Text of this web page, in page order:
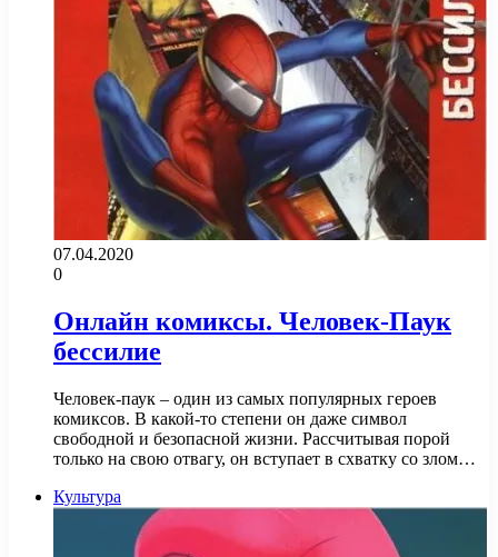
07.04.2020
0
Онлайн комиксы. Человек-Паук
бессилие
Человек-паук – один из самых популярных героев
комиксов. В какой-то степени он даже символ
свободной и безопасной жизни. Рассчитывая порой
только на свою отвагу, он вступает в схватку со злом…
Культура